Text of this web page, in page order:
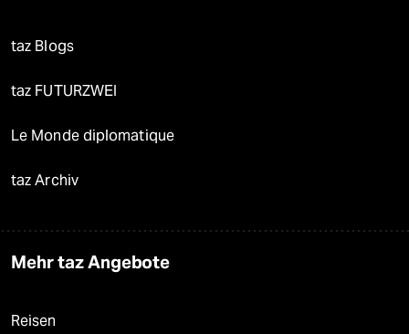
taz Blogs
taz FUTURZWEI
Le Monde diplomatique
taz Archiv
Mehr taz Angebote
Reisen